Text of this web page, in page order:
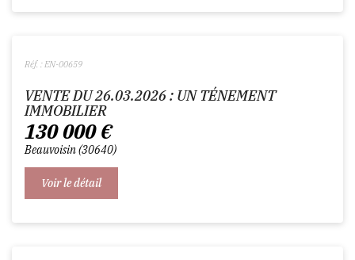
VENTE DU 26.03.2026 : UN TÉNEMENT
IMMOBILIER
130 000 €
Beauvoisin 30640
Réf. : EN-00659
Voir le détail